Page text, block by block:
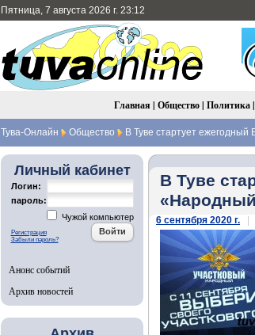
Пятница, 7 августа 2026 г. 23:12
Главная | Общество| Политика|
Тува-Онлайн Общество В Туве стартует ежегодный
Личный кабинет
Логин:
пароль:
Чужой компьютер
Регистрация
Забыли пароль?
Анонс событий
Архив новостей
В Туве
6 сентября 2020 г. |